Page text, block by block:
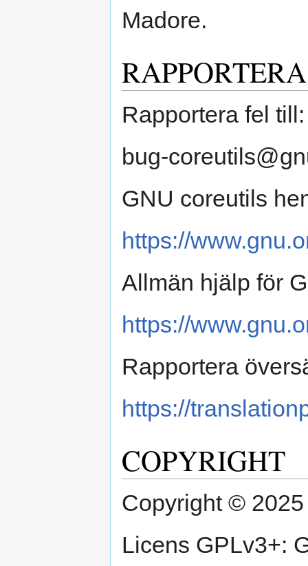
Madore.
Rapportera fel till:
bug-
GNU coreutils
https://
Allmän hjälp för
https://
Rapportera
https://
COPYRIGHT
Copyright ©
Licens GPLv3+: